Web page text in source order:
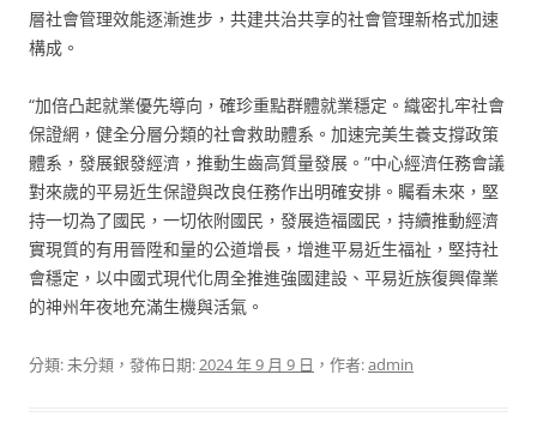
層社會管理效能逐漸進步，共建共治共享的社會管理新格式加速
構成。
“加倍凸起就業優先導向，確珍重點群體就業穩定。織密扎牢社會
保證網，健全分層分類的社會救助體系。加速完美生養支撐政策
體系，發展銀發經濟，推動生齒高質量發展。”中心經濟任務會議
對來歲的平易近生保證與改良任務作出明確安排。矚看未來，堅
持一切為了國民，一切依附國民，發展造福國民，持續推動經濟
實現質的有用晉陞和量的公道增長，增進平易近生福祉，堅持社
會穩定，以中國式現代化周全推進強國建設、平易近族復興偉業
的神州年夜地充滿生機與活氣。
分類: 未分類，發佈日期:2024 年 9 月 9 日 ，作者:admin